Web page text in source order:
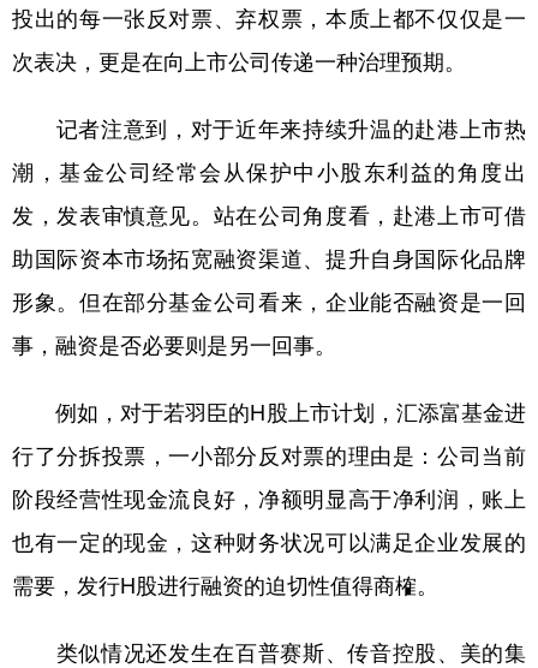
投出的每一张反对票、弃权票，本质上都不仅仅是一
次表决，更是在向上市公司传递一种治理预期。
记者注意到，对于近年来持续升温的赴港上市热
潮，基金公司经常会从保护中小股东利益的角度出
发，发表审慎意见。站在公司角度看，赴港上市可借
助国际资本市场拓宽融资渠道、提升自身国际化品牌
形象。但在部分基金公司看来，企业能否融资是一回
事，融资是否必要则是另一回事。
例如，对于若羽臣的H股上市计划，汇添富基金进
行了分拆投票，一小部分反对票的理由是：公司当前
阶段经营性现金流良好，净额明显高于净利润，账上
也有一定的现金，这种财务状况可以满足企业发展的
需要，发行H股进行融资的迫切性值得商榷。
类似情况还发生在百普赛斯、传音控股、美的集